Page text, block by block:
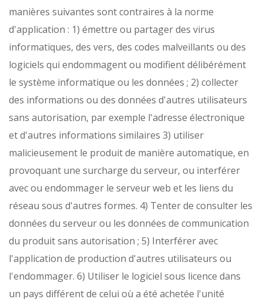
manières suivantes sont contraires à la norme
d'application : 1) émettre ou partager des virus
informatiques, des vers, des codes malveillants ou des
logiciels qui endommagent ou modifient délibérément
le système informatique ou les données ; 2) collecter
des informations ou des données d'autres utilisateurs
sans autorisation, par exemple l'adresse électronique
et d'autres informations similaires 3) utiliser
malicieusement le produit de manière automatique, en
provoquant une surcharge du serveur, ou interférer
avec ou endommager le serveur web et les liens du
réseau sous d'autres formes. 4) Tenter de consulter les
données du serveur ou les données de communication
du produit sans autorisation ; 5) Interférer avec
l'application de production d'autres utilisateurs ou
l'endommager. 6) Utiliser le logiciel sous licence dans
un pays différent de celui où a été achetée l'unité